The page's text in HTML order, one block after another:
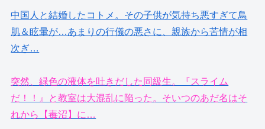
中国人と結婚したコトメ。その子供が気持ち悪すぎて鳥
肌＆眩暈が…あまりの行儀の悪さに、親族から苦情が相
次ぎ…
突然、緑色の液体を吐きだした同級生。『スライム
だ！！』と教室は大混乱に陥った。そいつのあだ名はそ
れから【毒沼】に…